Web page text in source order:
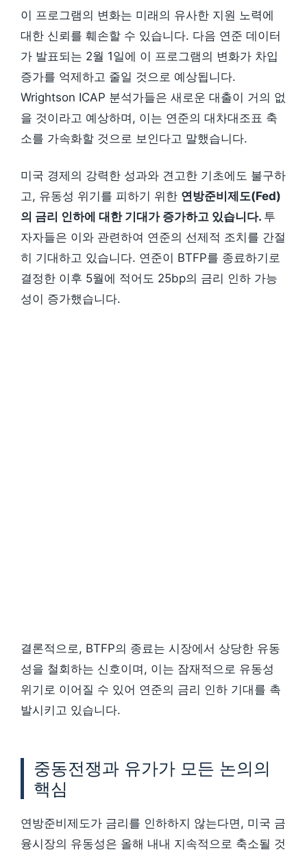
이 프로그램의 변화는 미래의 유사한 지원 노력에
대한 신뢰를 훼손할 수 있습니다. 다음 연준 데이터
가 발표되는 2월 1일에 이 프로그램의 변화가 차입
증가를 억제하고 줄일 것으로 예상됩니다.
Wrightson ICAP 분석가들은 새로운 대출이 거의 없
을 것이라고 예상하며, 이는 연준의 대차대조표 축
소를 가속화할 것으로 보인다고 말했습니다.
미국 경제의 강력한 성과와 견고한 기초에도 불구하
고, 유동성 위기를 피하기 위한 연방준비제도(Fed)
의 금리 인하에 대한 기대가 증가하고 있습니다. 투
자자들은 이와 관련하여 연준의 선제적 조치를 간절
히 기대하고 있습니다. 연준이 BTFP를 종료하기로
결정한 이후 5월에 적어도 25bp의 금리 인하 가능
성이 증가했습니다.
결론적으로, BTFP의 종료는 시장에서 상당한 유동
성을 철회하는 신호이며, 이는 잠재적으로 유동성
위기로 이어질 수 있어 연준의 금리 인하 기대를 촉
발시키고 있습니다.
중동전쟁과 유가가 모든 논의의
핵심
연방준비제도가 금리를 인하하지 않는다면, 미국 금
융시장의 유동성은 올해 내내 지속적으로 축소될 것